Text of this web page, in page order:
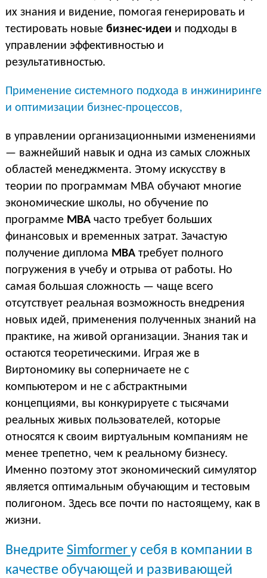
их знания и видение, помогая генерировать и
тестировать новые бизнес-идеи и подходы в
управлении эффективностью и
результативностью.
Применение системного подхода в инжиниринге
и оптимизации бизнес-процессов,
в управлении организационными изменениями
— важнейший навык и одна из самых сложных
областей менеджмента. Этому искусству в
теории по программам MBA обучают многие
экономические школы, но обучение по
программе MBAчасто требует больших
финансовых и временных затрат. Зачастую
получение диплома MBAтребует полного
погружения в учебу и отрыва от работы. Но
самая большая сложность — чаще всего
отсутствует реальная возможность внедрения
новых идей, применения полученных знаний на
практике, на живой организации. Знания так и
остаются теоретическими. Играя же в
Виртономику вы соперничаете не с
компьютером и не с абстрактными
концепциями, вы конкурируете с тысячами
реальных живых пользователей, которые
относятся к своим виртуальным компаниям не
менее трепетно, чем к реальному бизнесу.
Именно поэтому этот экономический симулятор
является оптимальным обучающим и тестовым
полигоном. Здесь все почти по настоящему, как в
жизни.
Внедрите Simformer у себя в компании в
качестве обучающей и развивающей